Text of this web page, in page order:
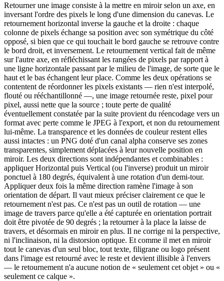
Retourner une image consiste à la mettre en miroir selon un axe, en
inversant l'ordre des pixels le long d'une dimension du canevas. Le
retournement horizontal inverse la gauche et la droite : chaque
colonne de pixels échange sa position avec son symétrique du côté
opposé, si bien que ce qui touchait le bord gauche se retrouve contre
le bord droit, et inversement. Le retournement vertical fait de même
sur l'autre axe, en réfléchissant les rangées de pixels par rapport à
une ligne horizontale passant par le milieu de l'image, de sorte que le
haut et le bas échangent leur place. Comme les deux opérations se
contentent de réordonner les pixels existants — rien n'est interpolé,
flouté ou rééchantillonné —, une image retournée reste, pixel pour
pixel, aussi nette que la source ; toute perte de qualité
éventuellement constatée par la suite provient du réencodage vers un
format avec perte comme le JPEG à l'export, et non du retournement
lui-même. La transparence et les données de couleur restent elles
aussi intactes : un PNG doté d'un canal alpha conserve ses zones
transparentes, simplement déplacées à leur nouvelle position en
miroir. Les deux directions sont indépendantes et combinables :
appliquer Horizontal puis Vertical (ou l'inverse) produit un miroir
ponctuel à 180 degrés, équivalent à une rotation d'un demi-tour.
Appliquer deux fois la même direction ramène l'image à son
orientation de départ. Il vaut mieux préciser clairement ce que le
retournement n'est pas. Ce n'est pas un outil de rotation — une
image de travers parce qu'elle a été capturée en orientation portrait
doit être pivotée de 90 degrés ; la retourner à la place la laisse de
travers, et désormais en miroir en plus. Il ne corrige ni la perspective,
ni l'inclinaison, ni la distorsion optique. Et comme il met en miroir
tout le canevas d'un seul bloc, tout texte, filigrane ou logo présent
dans l'image est retourné avec le reste et devient illisible à l'envers
— le retournement n'a aucune notion de « seulement cet objet » ou «
seulement ce calque ».